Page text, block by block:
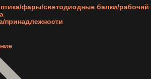
фары/светодиодные балки/рабочий
принадлежности